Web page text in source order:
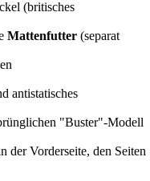
(britisches
Mattenfutter (separat
antistatisches
"Buster"-Modell
der Vorderseite, den Seiten